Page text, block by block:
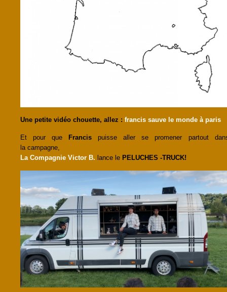
Une petite vidéo chouette, allez : francis sauve le monde à paris
Et pour que Francis puisse aller se promener partout
la campagne,
La Compagnie Victor B. lance le PELUCHES -TRUCK!